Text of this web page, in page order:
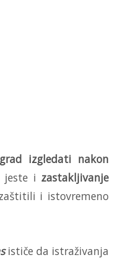
izgledati nakon
jeste i zastakljivanje
i istovremeno
ističe da istraživanja